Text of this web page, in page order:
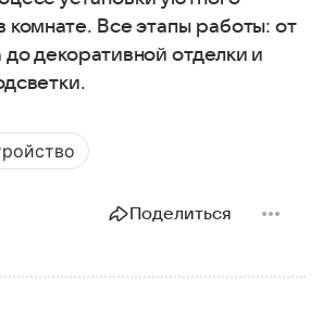
Все этапы работы: от
декоративной отделки и
Поделиться